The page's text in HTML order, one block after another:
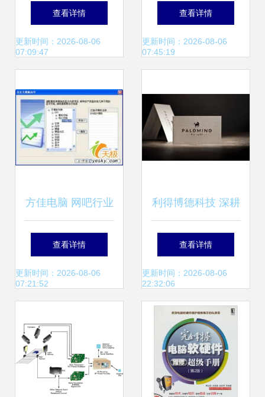
收购游戏公司背后
同步投资网红饰
米战投亦显露出场
身影——IT桔子周
软硬件事件
查看详情
更新时间：2026-08-06
07:09:47
居的应用系列之 什
么是人工智能？
查看详情
更新时间：2026-08-06
07:45:19
方佳电脑 网吧行业
整体解决方案的管
理之道
查看详情
更新时间：2026-08-06
07:21:52
利得博德科技 深耕
计算机软硬件，赋
能数字未来
查看详情
更新时间：2026-08-06
22:32:06